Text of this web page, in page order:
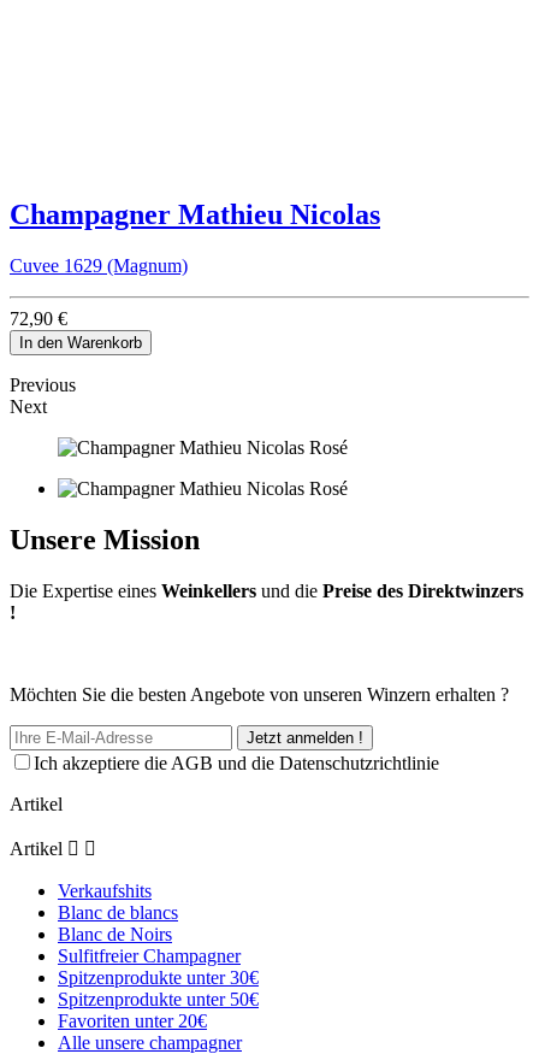
Champagner Mathieu Nicolas
Cuvee 1629 (Magnum)
72,90 €
In den Warenkorb
Previous
Next
Unsere Mission
Die Expertise eines Weinkellers und die Preise des Direktwinzers
!
Möchten Sie die besten Angebote von unseren Winzern erhalten ?
Jetzt anmelden !
Ich akzeptiere die AGB und die Datenschutzrichtlinie
Artikel
Artikel  
Verkaufshits
Blanc de blancs
Blanc de Noirs
Sulfitfreier Champagner
Spitzenprodukte unter 30€
Spitzenprodukte unter 50€
Favoriten unter 20€
Alle unsere champagner